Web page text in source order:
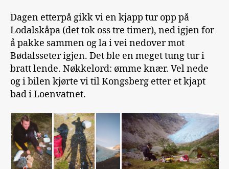
Dagen etterpå gikk vi en kjapp tur opp på
Lodalskåpa (det tok oss tre timer), ned igjen for
å pakke sammen og la i vei nedover mot
Bødalsseter igjen. Det ble en meget tung tur i
bratt lende. Nøkkelord: ømme knær. Vel nede
og i bilen kjørte vi til Kongsberg etter et kjapt
bad i Loenvatnet.